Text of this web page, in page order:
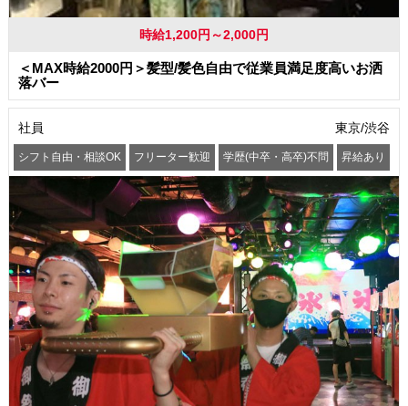
時給1,200円～2,000円
＜MAX時給2000円＞髪型/髪色自由で従業員満足度高いお洒
落バー
社員 東京/渋谷
シフト自由・相談OK フリーター歓迎 学歴(中卒・高卒)不問 昇給あり
髪型・髪色自由 服装自由 交通費支給 社員登用あり